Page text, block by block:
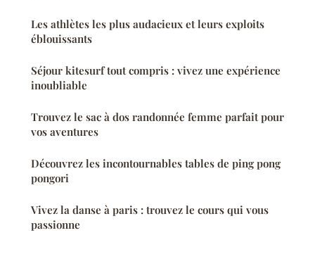
Les athlètes les plus audacieux et leurs exploits
éblouissants
Séjour kitesurf tout compris : vivez une expérience
inoubliable
Trouvez le sac à dos randonnée femme parfait pour
vos aventures
Découvrez les incontournables tables de ping pong
pongori
Vivez la danse à paris : trouvez le cours qui vous
passionne